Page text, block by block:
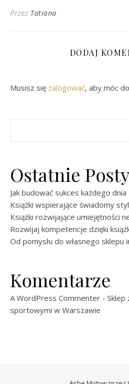
Przez Tatiana
DODAJ
Musisz się zalogować, aby móc
Ostatnie Posty
Jak budować sukces każdego dnia
Książki wspierające świadomy
Książki rozwijające umiejętności
Rozwijaj kompetencje dzięki
Od pomysłu do własnego
Komentarze
A WordPress Commenter - Sklep
sportowymi w Warszawie